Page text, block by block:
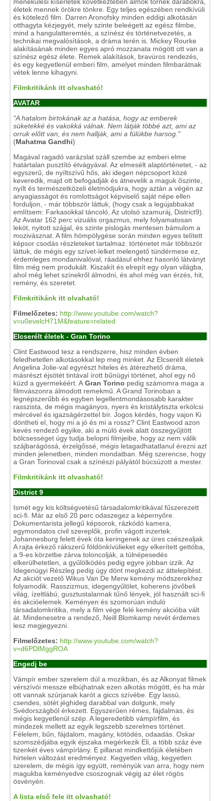
életek mennek örökre tönkre. Egy teljes egészében rendkívüli
és kötelező film. Darren Aronofsky minden eddigi alkotásán
otthagyta kézjegyét, mely szinte beleégett az egész filmbe,
mind a hangulatteremtés, a színész és történetvezetés, a
technikai megvalósítások, a dráma terén is. Mickey Rourke
alakításának minden egyes apró mozzanata mögött ott van a
színész egész élete. Remek alakítások, bravúros rendezés,
és egy kegyetlenül emberi film, amelyet minden filmbarátnak
vétek lenne kihagyni.
Filmkritikánk itt olvasható!
AVATAR
"A hatalom birtokának az a hatása, hogy az emberek
süketekké és vakokká válnak. Nem látják többé azt, ami az
orruk előtt van, és nem hallják, ami a fülükbe harsog."
(Mahatma Gandhi)
Magával ragadó varázslat száll szembe az emberi elme
határtalan pusztító étvágyával. Az elmesélt alaptörténetet, - az
egyszerű, de nyíltszívű hős, aki idegen népcsoport közé
keveredik, majd ott befogadják és átnevelik a maguk őszinte,
nyílt és természetközeli életmódjukra, hogy aztán a végén az
anyagiasságot és romlottságot képviselő saját népe ellen
forduljon, - már többször láttuk, (hogy csak a legújabbakat
említsem: Farkasokkal táncoló, Az utolsó szamuráj, District9).
Az Avatar 162 perc vizuális orgazmus, mely folyamatosan
leköt, nyitott szájjal, és szinte pislogás mentesen bámulom a
mozivásznat. A film hömpölygése során minden egyes telített
képsor csodás részleteket tartalmaz. történetet már többször
láttuk, de mégis egy szívet-lelket melengető tündérmese ez,
érdemleges mondanivalóval, ráadásul ehhez hasonló látványt
film még nem produkált. Kiszakít és elrepít egy olyan világba,
ahol még lehet színekről álmodni, és ahol még van érzés, hit,
remény, és szeretet.
Filmkritikánk itt olvaható!
Filmelőzetes: http://www.youtube.com/watch?
v=u0evelcH71M&feature=related
Elcserélt életek - Gran Torino
Clint Eastwood tesz a rendszerre, hisz minden évben
feledhetetlen alkotásokkal lep meg minket. Az Elcserélt életek
Angelina Jolie-val egyrészt hiteles és átérezhető dráma,
másrészt éjsötét tintával írott bűnügyi történet, ahol egy nő
küzd a gyermekéért. A Gran Torino pedig számomra maga a
filmvászonra álmodott remekmű. A Grand Torinoban a
legnépszerűbb és egyben legellentmondásosabb karakter
rasszista, de mégis magányos, nyers és kristálytiszta erkölcsi
mércével és igazságérzettel bír. Jogos kérdés, hogy vajon Ki
döntheti el, hogy mi a jó és mi a rossz? Clint Eastwood azon
kevés rendező egyike, aki a múló évek alatt összegyűjtött
bölcsességet úgy tudja belopni filmjeibe, hogy az nem válik
szájbarágóssá, érzelgőssé, mégis letagadhatatlanul érezni azt
minden jelenetben, minden mondatban. Még szerencse, hogy
a Gran Torinoval csak a színészi pályától búcsúzott a mester.
Filmkritikánk itt olvasható!
District 9
Ismét egy kis költségvetésű társadalomkritikával fűszerezett
sci-fi. Már az első 20 perc odaszegez a képernyőre.
Dokumentarista jellegű képsorok, rázkódó kamera,
egymondatos civil szereplők, profin vágott inzertek.
Johannesburg felett évek óta keringenek az üres csészealjak.
A rajta érkező rákszerű földönkívülieket egy elkerített gettóba,
a 9-es körzetbe zárva toloncolják, a túlnépesedés
elkerülhetetlen, a gyűlölködés pedig egyre jobban izzik. Az
Idegenügyi Részleg pedig úgy dönt megkezdi az áttelepítést.
Az akciót vezető Wikus Van De Merw kemény módszerekhez
folyamodik. Rasszizmus, idegengyűlölet, koherens jövőbeli
világ, ízeltlábú, gusztustalannak tűnő lények, jól használt sci-fi
és akcióelemek. Keményen és szomorúan induló
társadalomkritika, mely a film vége felé kemény akcióba vált
át. Mindenesetre a rendező, Neill Blomkamp nevét érdemes
lesz megjegyezni.
Filmelőzetes: http://www.youtube.com/watch?
v=d6PDlMggROA
Engedj be
Vámpír ember szerelem dúl a mozikban, és az Alkonyat filmek
vérszívói messze elbújhatnak ezen alkotás mögött, és ha már
ott vannak szúrjanak karót a giccs szívébe. Egy lassú,
csendes, sötét jéghideg darabbal van dolgunk, mely
Svédországból érkezett. Egyszerűen rémes, fájdalmas, és
mégis kegyetlenül szép. A legeredetibb vámpírfilm, és
mindezek mellett az egyik legszebb szerelmes történet.
Félelem, bűn, fájdalom, magány, kötödés, odaadás. Oskar
szomszédjába egyik éjszaka megérkezik Eli, a több száz éve
tizenkét éves vámpírlány. E pillanat mindkettőjük életében
hirtelen változást eredményez. Kegyetlen világ, kegyetlen
szerelem, de mégis így együtt, reményük van arra, hogy nem
magukba keményedve csoszognak végig az élet rögös
ösvényén.
A lista első fele itt olvasható!